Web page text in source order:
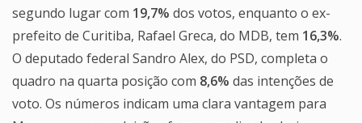
segundo lugar com 19,7% dos votos, enquanto o ex-
prefeito de Curitiba, Rafael Greca, do MDB, tem 16,3%.
O deputado federal Sandro Alex, do PSD, completa o
quadro na quarta posição com 8,6% das intenções de
voto. Os números indicam uma clara vantagem para